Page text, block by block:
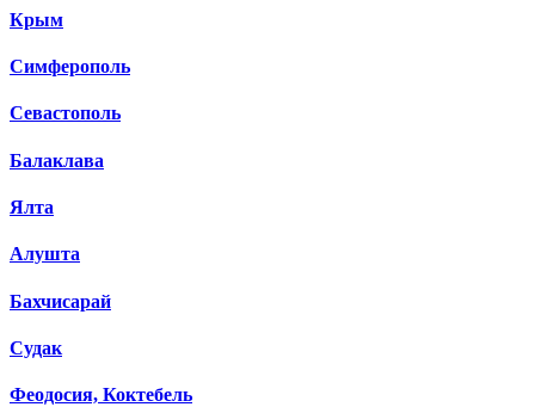
Крым
Симферополь
Севастополь
Балаклава
Ялта
Алушта
Бахчисарай
Судак
Феодосия, Коктебель